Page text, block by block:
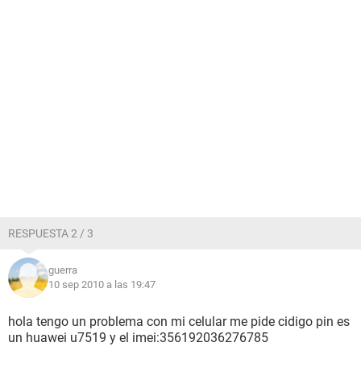
RESPUESTA 2 / 3
guerra
10 sep 2010 a las 19:47
hola tengo un problema con mi celular me pide cidigo pin es
un huawei u7519 y el imei:356192036276785